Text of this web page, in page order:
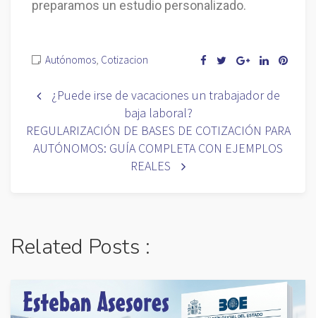
preparamos un estudio personalizado.
Autónomos, Cotizacion
¿Puede irse de vacaciones un trabajador de
baja laboral?
REGULARIZACIÓN DE BASES DE COTIZACIÓN PARA
AUTÓNOMOS: GUÍA COMPLETA CON EJEMPLOS
REALES
Related Posts :